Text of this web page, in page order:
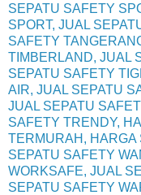
SEPATU SAFETY
SPORT, JUAL
SAFETY
TIMBERLAND, JUAL
SEPATU SAFETY
AIR, JUAL SEPATU
JUAL SEPATU
SAFETY TRENDY,
TERMURAH, HARGA
SEPATU SAFETY
WORKSAFE, JUAL
SEPATU SAFETY